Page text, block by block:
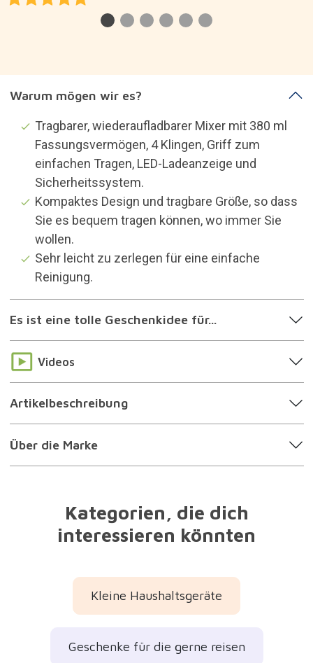
Warum mögen wir es?
Tragbarer, wiederaufladbarer Mixer mit 380 ml
Fassungsvermögen, 4 Klingen, Griff zum
einfachen Tragen, LED-Ladeanzeige und
Sicherheitssystem.
Kompaktes Design und tragbare Größe, so dass
Sie es bequem tragen können, wo immer Sie
wollen.
Sehr leicht zu zerlegen für eine einfache
Reinigung.
Es ist eine tolle Geschenkidee für...
Videos
Artikelbeschreibung
Über die Marke
Kategorien, die dich
interessieren könnten
Kleine Haushaltsgeräte
Geschenke für die gerne reisen